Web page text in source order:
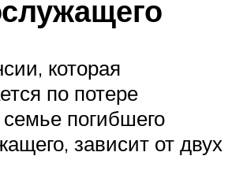
которая
по потере
погибшего
зависит от двух